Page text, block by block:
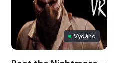
Vydáno